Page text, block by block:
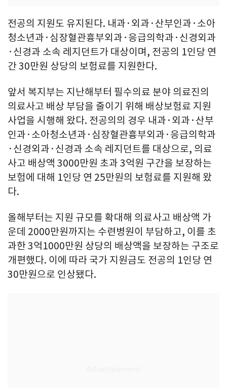
전공의 지원도 유지된다. 내과·외과·산부인과·소아
청소년과·심장혈관흉부외과·응급의학과·신경외과
·신경과 소속 레지던트가 대상이며, 전공의 1인당 연
간 30만원 상당의 보험료를 지원한다.
앞서 복지부는 지난해부터 필수의료 분야 의료진의
의료사고 배상 부담을 줄이기 위해 배상보험료 지원
사업을 시행해 왔다. 전공의의 경우 내과·외과·산부
인과·소아청소년과·심장혈관흉부외과·응급의학과
·신경외과·신경과 소속 레지던트를 대상으로, 의료
사고 배상액 3000만원 초과 3억원 구간을 보장하는
보험에 대해 1인당 연 25만원의 보험료를 지원해 왔
다.
올해부터는 지원 규모를 확대해 의료사고 배상액 가
운데 2000만원까지는 수련병원이 부담하고, 이를 초
과한 3억1000만원 상당의 배상액을 보장하는 구조로
개편했다. 이에 따라 국가 지원금도 전공의 1인당 연
30만원으로 인상됐다.